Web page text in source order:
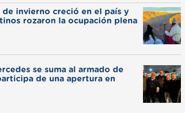
de invierno creció en el país y
rozaron la ocupación plena
se suma al armado de
de una apertura en